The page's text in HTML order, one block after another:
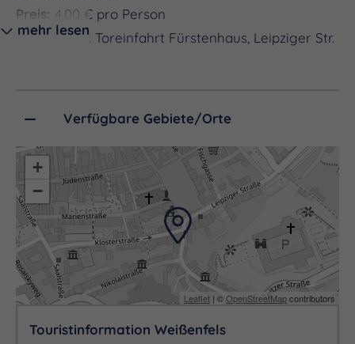
Preis: 4,00 € pro Person
Treffpunkt: Toreinfahrt Fürstenhaus, Leipziger Str.
mehr lesen
Verfügbare Gebiete/Orte
+
−
Leaflet | ©OpenStreetMapcontributors
Touristinformation Weißenfels